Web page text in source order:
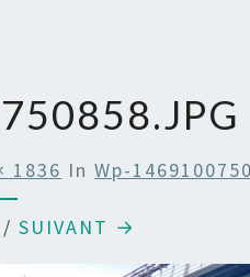
1836 InWp-
/ SUIVANT →